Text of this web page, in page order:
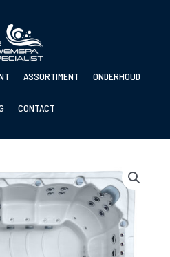
ASSORTIMENT ONDERHOUD
CONTACT